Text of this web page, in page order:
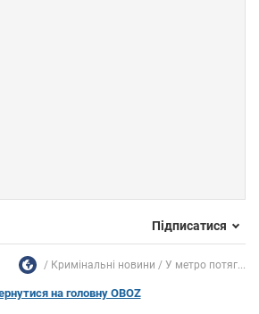
Підписатися
Кримінальні новини У метро потяг...
на головну OBOZ